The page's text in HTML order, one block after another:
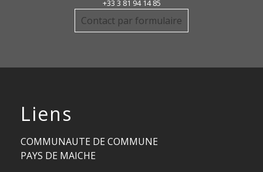
+33 3 81 94 14 85
Contact par formulaire
Liens
COMMUNAUTE DE COMMUNE
PAYS DE MAICHE